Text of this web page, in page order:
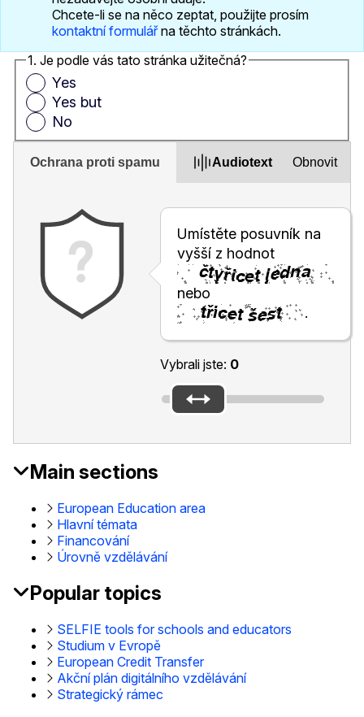
Chcete-li se na něco zeptat, použijte prosím
kontaktní formulář na těchto stránkách.
1. Je podle vás tato stránka užitečná?
Yes
Yes but
No
Ochrana proti spamu Audiotext
Umístěte posuvník na
vyšší z hodnot
nebo
.
Vybrali jste: 0
Obnovit
Footer
Main sections
European Education area
Hlavní témata
Financování
Úrovně vzdělávání
Popular topics
SELFIE tools for schools and educators
Studium v Evropě
European Credit Transfer
Akční plán digitálního vzdělávání
Strategický rámec